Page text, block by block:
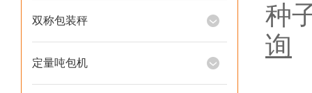
双称包装秤
定量吨包机
种
询